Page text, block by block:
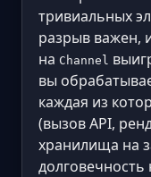
тривиальных
разрыв важен,
на Channel
вы
каждая из
(вызов API,
хранилища на
долговечность